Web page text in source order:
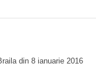
din8 ianuarie 2016